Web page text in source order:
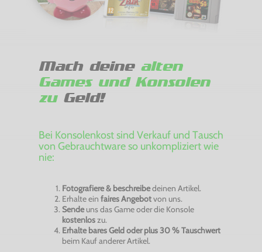
Mach deine alten
Games und Konsolen
zuGeld!
Bei Konsolenkost sind Verkauf und Tausch
von Gebrauchtware so unkompliziert wie
nie:
Fotografiere & beschreibedeinen Artikel.
Erhalte ein faires Angebotvon uns.
Sendeuns das Game oder die Konsole
kostenloszu.
Erhalte bares Geld oder plus 30 % Tauschwert
beim Kauf anderer Artikel.